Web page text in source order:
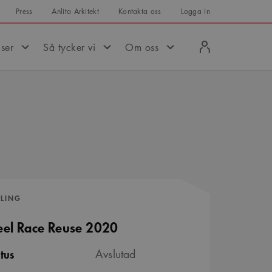
Press Anlita Arkitekt Kontakta oss Logga in
Så tycker vi Om oss
in
Race Reuse 2020
Avslutad